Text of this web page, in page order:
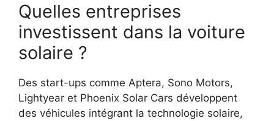
Quelles entreprises
investissent dans la voiture
solaire ?
Des start-ups comme Aptera, Sono Motors,
Lightyear et Phoenix Solar Cars développent
des véhicules intégrant la technologie solaire,